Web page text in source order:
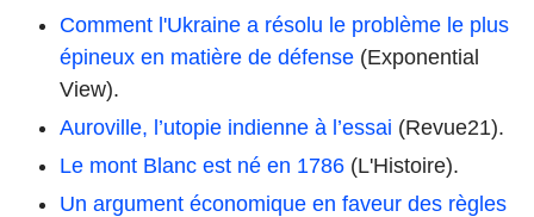
Comment l'Ukraine a résolu le problème le plus
épineux en matière de défense (Exponential
View).
Auroville, l’utopie indienne à l’essai (Revue21).
Le mont Blanc est né en 1786 (L'Histoire).
Un argument économique en faveur des règles